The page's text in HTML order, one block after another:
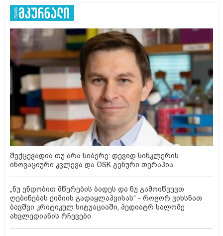
შექცევადია თუ არა სიბერე: დევიდ სინკლერის
ინოვაციური კვლევა და OSK გენური თერაპია
„ნუ ენდობით მწერების ბადეს და ნუ გამოიწვევთ
ღებინებას ქიმიის გადაყლაპვისას“ - როგორ ვიხსნათ
ბავშვი კრიტიკულ სიტუაციაში, პედიატრ სალომე
ახვლედიანის რჩევები